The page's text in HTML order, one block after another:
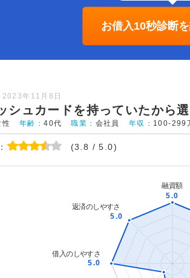
お借入10秒診断
2023年11月8日
シュカードを持っていたから
性 年齢：40代 職業： 会社員 年収： 100-299
(3.8 / 5.0)